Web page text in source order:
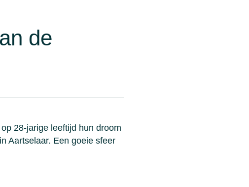
de
28-jarige leeftijd hun droom
Aartselaar. Een goeie sfeer